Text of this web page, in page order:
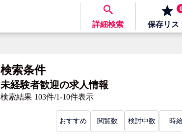
詳細検索 保存リス
0
検索条件
未経験者歓迎の求人情報
検索結果 103件/1-10件表示
おすすめ 閲覧数 検討中数 時